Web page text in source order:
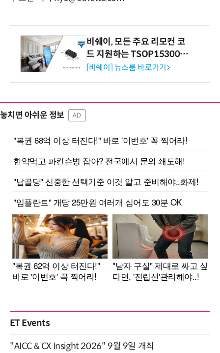
비쉐이, 모든 주요 리모컨 코
드 지원하는 TSOP15300 시
리즈 IR 수신기 출시
[비쉐이] 뉴스룸 바로가기>
놓치면 아쉬운 정보 AD
ET Events
"AICC & CX Insight 2026" 9월 9일 개최